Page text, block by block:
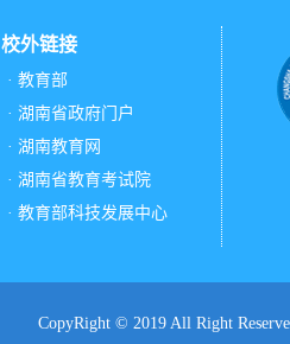
校外链接
· 教育部
· 湖南省政府门户
· 湖南教育网
· 湖南省教育考试院
· 教育部科技发展中心
CopyRight © 2019 All Right